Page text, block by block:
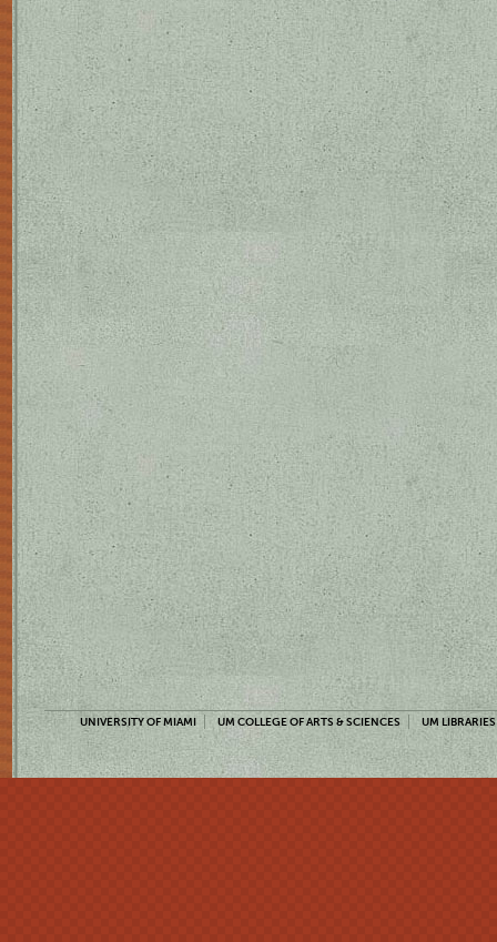
UNIVERSITY OF MIAMI UM COLLEGE OF ARTS & SCIENCES UM LIBRARIES